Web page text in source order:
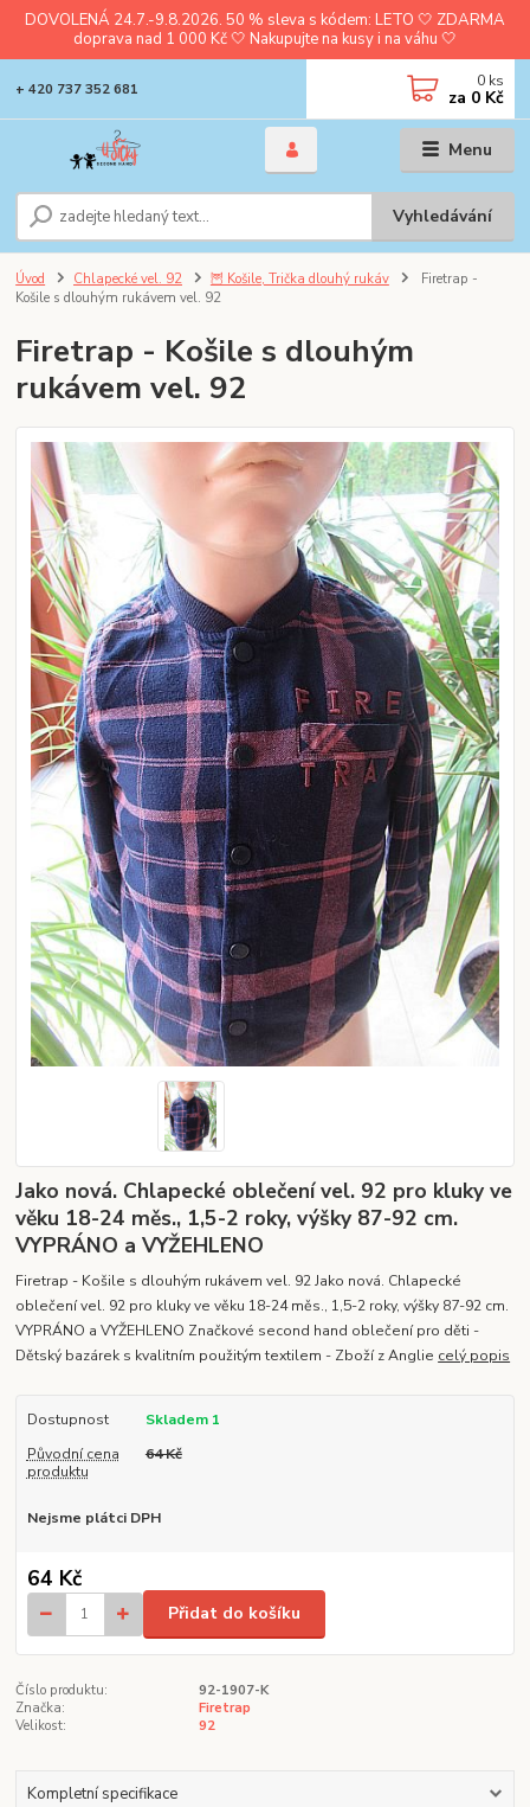
DOVOLENÁ 24.7.-9.8.2026. 50 % sleva s kódem: LETO 🤍 ZDARMA
doprava nad 1 000 Kč 🤍 Nakupujte na kusy i na váhu 🤍
Menu
Vyhledávání
+ 420 737 352 681 0 ks
za 0 Kč
Úvod Chlapecké vel. 92 🦉 Košile, Trička dlouhý rukáv
Firetrap -
Košile s dlouhým rukávem vel. 92
Firetrap - Košile s dlouhým
rukávem vel. 92
Jako nová. Chlapecké oblečení vel. 92 pro kluky ve
věku 18-24 měs., 1,5-2 roky, výšky 87-92 cm.
VYPRÁNO a VYŽEHLENO
Firetrap - Košile s dlouhým rukávem vel. 92 Jako nová. Chlapecké
oblečení vel. 92 pro kluky ve věku 18-24 měs., 1,5-2 roky, výšky 87-92 cm.
VYPRÁNO a VYŽEHLENO Značkové second hand oblečení pro děti -
Dětský bazárek s kvalitním použitým textilem - Zboží z Anglie celý popis
Dostupnost
Skladem 1
Původní cena
produktu
64 Kč
Nejsme plátci DPH
64 Kč
Přidat do košíku
Číslo produktu:
92-1907-K
Značka:
Firetrap
Velikost:
92
Kompletní specifikace